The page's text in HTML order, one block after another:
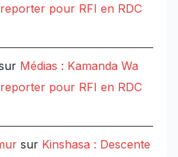
pour RFI en RDC
Médias : Kamanda Wa
pour RFI en RDC
sur Kinshasa : Descente